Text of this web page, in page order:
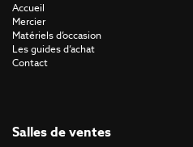
Accueil
Mercier
Matériels d’occasion
Les guides d’achat
Contact
Salles de ventes